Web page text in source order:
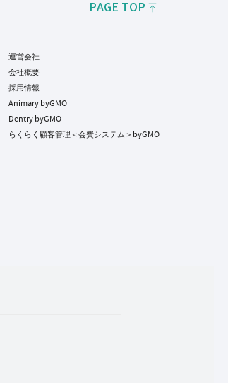
PAGE TOP
運営会社
会社概要
採用情報
Animary byGMO
Dentry byGMO
らくらく顧客管理＜会費システム＞byGMO